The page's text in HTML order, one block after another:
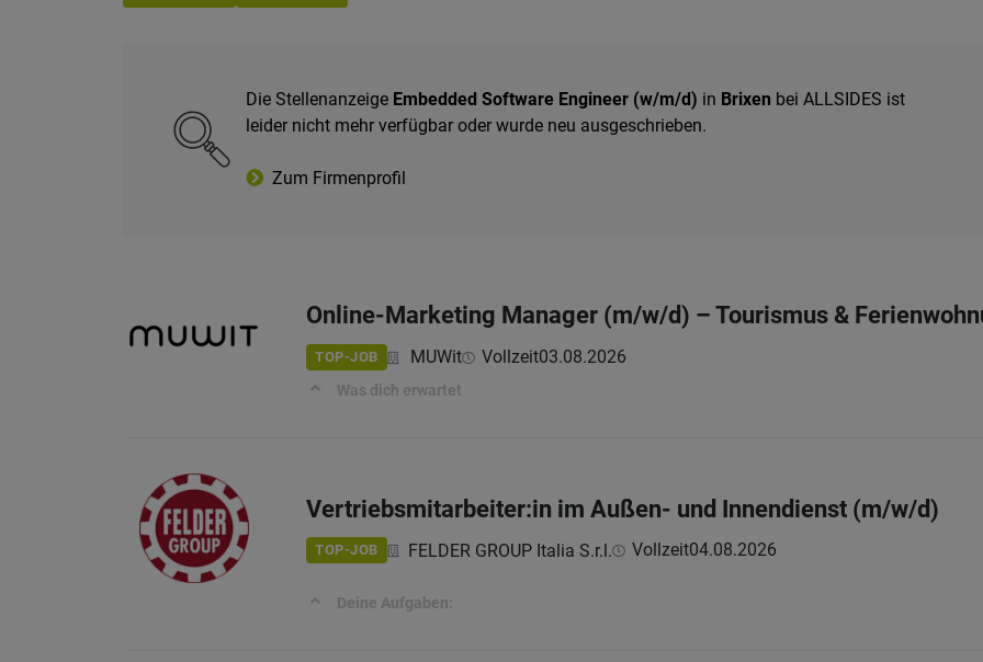
Die Stellenanzeige Embedded Software Engineer (w/m/d) in Brixen bei ALLSIDES ist
leider nicht mehr verfügbar oder wurde neu ausgeschrieben.
Zum Firmenprofil
Online-Marketing Manager (m/w/d) – Tourismus &
TOP-JOB MUWit Vollzeit03.08.2026
Was dich erwartet
Vertriebsmitarbeiter:in im Außen- und Innendienst (m/w/d)
TOP-JOB FELDER GROUP Italia S.r.l. Vollzeit04.08.2026
Deine Aufgaben: